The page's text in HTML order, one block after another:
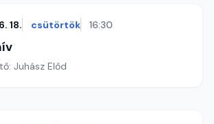
18. csütörtök 16:30
Juhász Előd